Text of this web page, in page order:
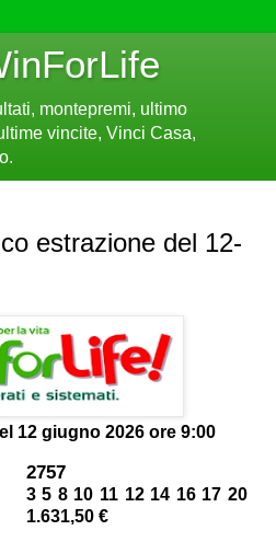
montepremi, ultimo
vincite, Vinci Casa,
estrazione del 12-
12 giugno 2026 ore 9:00
2757
3 5 8 10 11 12 14 16 17 20
1.631,50 €